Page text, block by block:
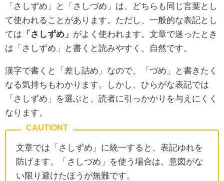
「さしずめ」と「さしづめ」は、どちらも同じ言葉とし
て使われることがあります。ただし、一般的な表記とし
ては 「さしずめ」 がよく使われます。文章で迷ったとき
は「さしずめ」と書くと読みやすく、自然です。
漢字で書くと「差し詰め」なので、「づめ」と書きたく
なる気持ちもわかります。しかし、ひらがな表記では
「さしずめ」を選ぶと、読者に引っかかりを与えにくく
なります。
文章では「さしずめ」に統一すると、表記ゆれを
防げます。「さしづめ」を使う場合は、意図がな
い限り避けたほうが無難です。